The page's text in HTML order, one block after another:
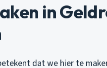
in
dat we hier te